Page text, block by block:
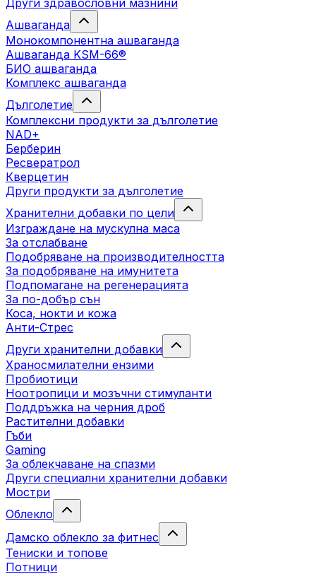
Други здравословни мазнини
Ашваганда
Монокомпонентна ашваганда
Ашваганда KSM-66®
БИО ашваганда
Комплекс ашваганда
Дълголетие
Комплексни продукти за дълголетие
NAD+
Берберин
Ресвератрол
Кверцетин
Други продукти за дълголетие
Хранителни добавки по цели
Изграждане на мускулна маса
За отслабване
Подобряване на производителността
За подобряване на имунитета
Подпомагане на регенерацията
За по-добър сън
Коса, нокти и кожа
Анти-Стрес
Други хранителни добавки
Храносмилателни ензими
Пробиотици
Ноотропици и мозъчни стимуланти
Поддръжка на черния дроб
Растителни добавки
Гъби
Gaming
За облекчаване на спазми
Други специални хранителни добавки
Мостри
Облекло
Дамско облекло за фитнес
Тениски и топове
Потници